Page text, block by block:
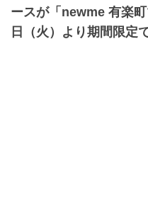
ースが「newme 有楽
日（火）より期間限定